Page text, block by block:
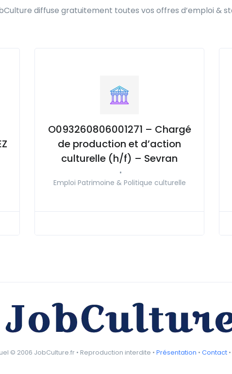
diffuse gratuitement toutes vos offres d’emploi &
O093260806001271 – Chargé
de production et d’action
culturelle (h/f) – Sevran
•
Emploi Patrimoine & Politique culturelle
© 2006 JobCulture.fr • Reproduction interdite • Présentation • Contact •